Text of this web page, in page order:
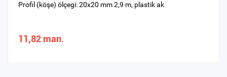
Profil (köşe) ölçegi: 20х20 mm 2,9 m, plastik ak
11,82 man.